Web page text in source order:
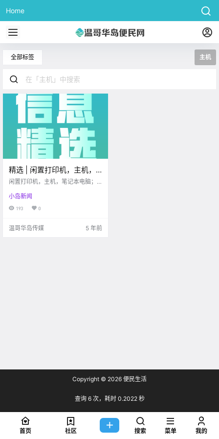
Home
全部标签 主机
精选 | 闲置打印机，主机，
笔记本电脑；DT公寓出租；
司店，中餐厅招人啦~
闲置打印机，主机，笔记本电脑；D
房；寿司店，中餐厅招人啦~
小岛新闻
193 0
温哥华岛传媒 5 年前
Copyright © 2026 便民生活
查询 6 次，耗时 0.2022 秒
首页 社区 搜索 菜单 我的